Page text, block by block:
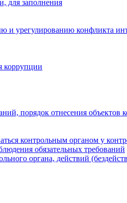
для заполнения
и урегулированию конфликта
коррупции
порядок отнесения объектов
контрольным органом у
обязательных требований
органа, действий